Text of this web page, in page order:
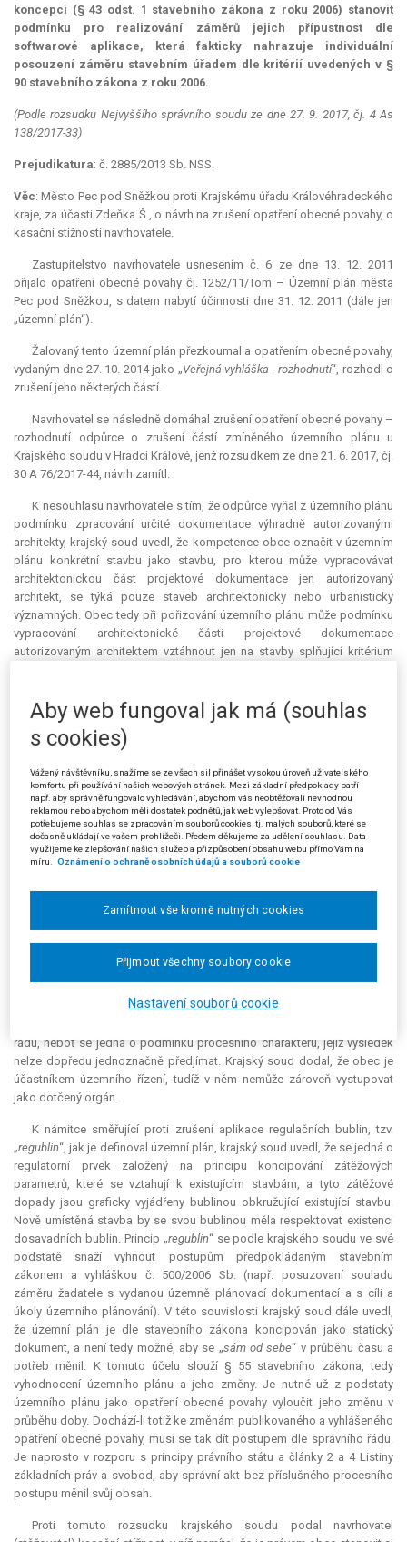
koncepci (§ 43 odst. 1 stavebního zákona z roku 2006) stanovit
podmínku pro realizování záměrů jejich přípustnost dle
softwarové aplikace, která fakticky nahrazuje individuální
posouzení záměru stavebním úřadem dle kritérií uvedených v §
90 stavebního zákona z roku 2006.
(Podle rozsudku Nejvyššího správního soudu ze dne 27. 9. 2017, čj. 4 As
138/2017-33)
Prejudikatura: č. 2885/2013 Sb. NSS.
Věc: Město Pec pod Sněžkou proti Krajskému úřadu Královéhradeckého
kraje, za účasti Zdeňka Š., o návrh na zrušení opatření obecné povahy, o
kasační stížnosti navrhovatele.
Zastupitelstvo navrhovatele usnesením č. 6 ze dne 13. 12. 2011
přijalo opatření obecné povahy čj. 1252/11/Tom – Územní plán města
Pec pod Sněžkou, s datem nabytí účinnosti dne 31. 12. 2011 (dále jen
„územní plán“).
Žalovaný tento územní plán přezkoumal a opatřením obecné povahy,
vydaným dne 27. 10. 2014 jako „Veřejná vyhláška - rozhodnutí“, rozhodl o
zrušení jeho některých částí.
Navrhovatel se následně domáhal zrušení opatření obecné povahy –
rozhodnutí odpůrce o zrušení částí zmíněného územního plánu u
Krajského soudu v Hradci Králové, jenž rozsudkem ze dne 21. 6. 2017, čj.
30 A 76/2017-44, návrh zamítl.
K nesouhlasu navrhovatele s tím, že odpůrce vyňal z územního plánu
podmínku zpracování určité dokumentace výhradně autorizovanými
architekty, krajský soud uvedl, že kompetenceobce označit v územním
plánu konkrétní stavbu jako stavbu, pro kterou může vypracovávat
architektonickou část projektové dokumentace jen autorizovaný
architekt, se týká pouze staveb architektonicky nebo urbanisticky
významných. Obec tedy při pořizování územního plánu může podmínku
vypracování architektonické části projektové dokumentace
autorizovaným architektem vztáhnout jen na stavby splňující kritérium
nepostupoval. Výhradu, že pro určité stavby musí architektonickou část
projektové dokumentace vypracovat jen autorizovaní architekti, totiž v
rozporu srelevantní
Ke zrušení částí územního plánu, v nichž navrhovatel vyloučil
možnost aplikace § 95, § 96, § 103 a § 104 až § 108 stavebního zákona,
krajský soud uvedl, že není možné, aby obec mohla za nezpůsobilé pro
zkrácené řízení označit paušálně všechny stavby v obvodu své
působnosti (nebo v jeho částech), a znemožnit tak v daném území
rozporu nejen se smyslem uvedených institutů, ale i se zákonem
stanovenými podmínkami umožňujícími jejich aplikaci.
územního plánu, v nichž si navrhovatel vymínil, že pro výstavbu bytových
§ 136 odst. 2 správního řádu, se krajský soud ztotožnil s odpůrcem,
řádu, neboť se jedná o podmínku procesního charakteru, jejíž výsledek
nelze dopředu jednoznačně předjímat. Krajský soud dodal, že obec je
účastníkem územního řízení, tudíž v něm nemůže zároveň vystupovat
jako dotčený orgán.
K námitce směřující proti zrušení aplikace regulačních bublin, tzv.
„regublin“, jak je definoval územní plán, krajský soud uvedl, že se jedná o
regulatorní prvek založený na principu koncipování zátěžových
parametrů, které se vztahují k existujícím stavbám, a tyto zátěžové
dopady jsou graficky vyjádřeny bublinou obkružující existující stavbu.
Nově umístěná stavba by se svou bublinou měla respektovat existenci
dosavadních bublin. Princip „regublin“ se podle krajského soudu ve své
podstatě snaží vyhnout postupům předpokládaným stavebním
zákonem a vyhláškou č. 500/2006 Sb. (např. posuzovaní souladu
záměru žadatele s vydanou územně plánovací dokumentací a s cíli a
úkoly územního plánování). V této souvislosti krajský soud dále uvedl,
že územní plán je dle stavebního zákona koncipován jako statický
dokument, a není tedy možné, aby se „sám od sebe“ v průběhu času a
potřeb měnil. K tomuto účelu slouží § 55 stavebního zákona, tedy
vyhodnocení územního plánu a jeho změny. Je nutné už z podstaty
územního plánu jako opatření obecné povahy vyloučit jeho změnu v
průběhu doby. Dochází-li totiž ke změnám publikovaného a vyhlášeného
opatření obecné povahy, musí se tak dít postupem dle správního řádu.
Je naprosto v rozporu s principy právního státu a články 2 a 4 Listiny
základních práv a svobod, aby správní akt bez příslušného procesního
postupu měnil svůj obsah.
Proti tomuto rozsudku krajského soudu podal navrhovatel
Aby web fungoval jak má (souhlas
s cookies)
Vážený návštěvníku, snažíme se ze všech sil přinášet vysokou úroveň uživatelského
komfortu při používání našich webových stránek. Mezi základní předpoklady patří
např. aby správně fungovalo vyhledávání, abychom vás neobtěžovali nevhodnou
reklamou nebo abychom měli dostatek podnětů, jak web vylepšovat. Proto od Vás
potřebujeme souhlas se zpracováním souborů cookies, tj. malých souborů, které se
dočasně ukládají ve vašem prohlížeči. Předem děkujeme za udělení souhlasu. Data
využijeme ke zlepšování našich služeb a přizpůsobení obsahu webu přímo Vám na
míru. Oznámení o ochraně osobních údajů a souborů cookie
Nastavení souborů cookie
Zamítnout vše kromě nutných cookies
Přijmout všechny soubory cookie